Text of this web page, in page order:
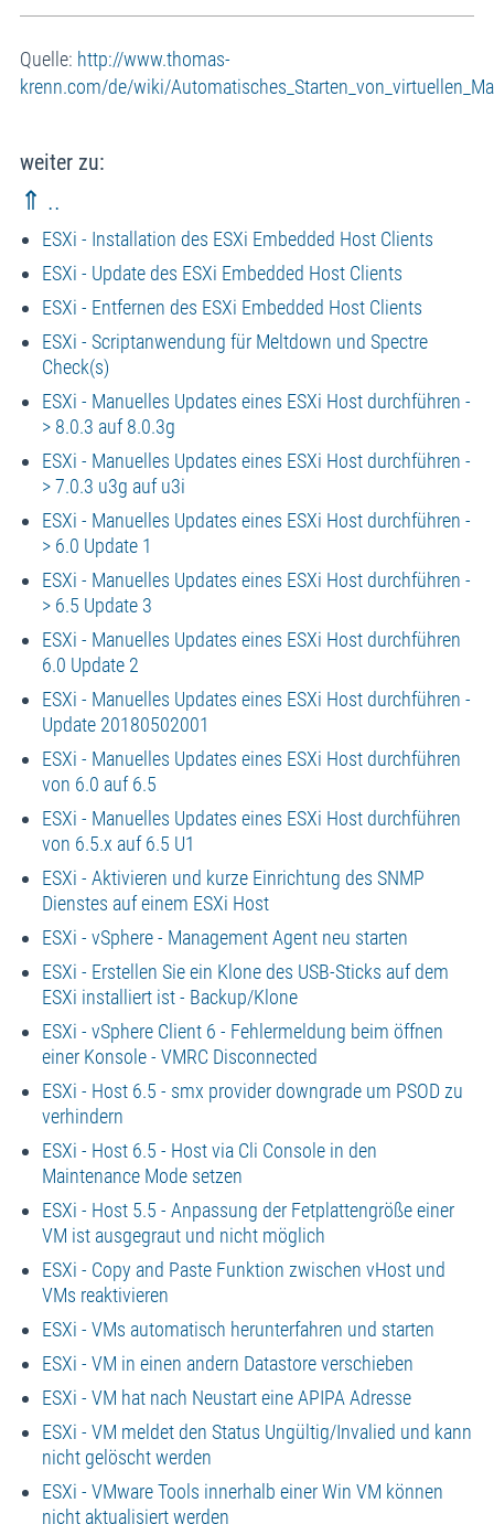
Quelle: http://www.thomas-
krenn.com/de/wiki/
weiter zu:
⇑ ..
ESXi - Installation des ESXi Embedded Host Clients
ESXi - Update des ESXi Embedded Host Clients
ESXi - Entfernen des ESXi Embedded Host Clients
ESXi - Scriptanwendung für Meltdown und Spectre
Check(s)
ESXi - Manuelles Updates eines ESXi Host durchführen -
> 8.0.3 auf 8.0.3g
ESXi - Manuelles Updates eines ESXi Host durchführen -
> 7.0.3 u3g auf u3i
ESXi - Manuelles Updates eines ESXi Host durchführen -
> 6.0 Update 1
ESXi - Manuelles Updates eines ESXi Host durchführen -
> 6.5 Update 3
ESXi - Manuelles Updates eines ESXi Host durchführen
6.0 Update 2
ESXi - Manuelles Updates eines ESXi Host durchführen -
Update 20180502001
ESXi - Manuelles Updates eines ESXi Host durchführen
von 6.0 auf 6.5
ESXi - Manuelles Updates eines ESXi Host durchführen
von 6.5.x auf 6.5 U1
ESXi - Aktivieren und kurze Einrichtung des SNMP
Dienstes auf einem ESXi Host
ESXi - vSphere - Management Agent neu starten
ESXi - Erstellen Sie ein Klone des USB-Sticks auf dem
ESXi installiert ist - Backup/Klone
ESXi - vSphere Client 6 - Fehlermeldung beim öffnen
einer Konsole - VMRC Disconnected
ESXi - Host 6.5 - smx provider downgrade um PSOD zu
verhindern
ESXi - Host 6.5 - Host via Cli Console in den
Maintenance Mode setzen
ESXi - Host 5.5 - Anpassung der Fetplattengröße einer
VM ist ausgegraut und nicht möglich
ESXi - Copy and Paste Funktion zwischen vHost und
VMs reaktivieren
ESXi - VMs automatisch herunterfahren und starten
ESXi - VM in einen andern Datastore verschieben
ESXi - VM hat nach Neustart eine APIPA Adresse
ESXi - VM meldet den Status Ungültig/Invalied und kann
nicht gelöscht werden
ESXi - VMware Tools innerhalb einer Win VM können
nicht aktualisiert werden